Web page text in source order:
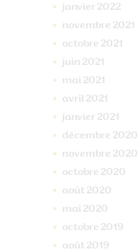
janvier 2022
novembre 2021
octobre 2021
juin 2021
mai 2021
avril 2021
janvier 2021
décembre 2020
novembre 2020
octobre 2020
août 2020
mai 2020
octobre 2019
août 2019